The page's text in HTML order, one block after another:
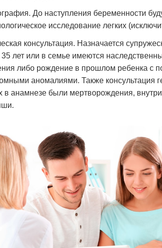
До наступления беременности
исследование легких
консультация. Назначается
лет или в семье имеются
либо рождение в прошлом ребенка с
аномалиями. Также консультация
в анамнезе были мертворождения,